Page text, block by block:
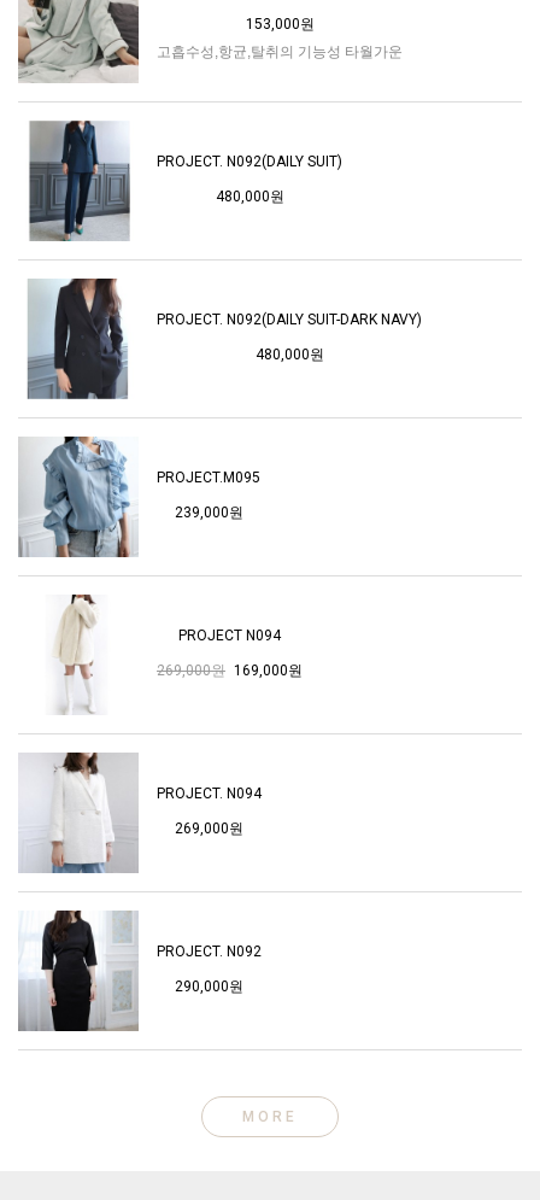
153,000원
고흡수성,항균,탈취의 기능성 타월가운
PROJECT. N092(DAILY SUIT)
480,000원
PROJECT. N092(DAILY SUIT-DARK NAVY)
480,000원
PROJECT.M095
239,000원
PROJECT N094
269,000원 169,000원
PROJECT. N094
269,000원
PROJECT. N092
290,000원
MORE